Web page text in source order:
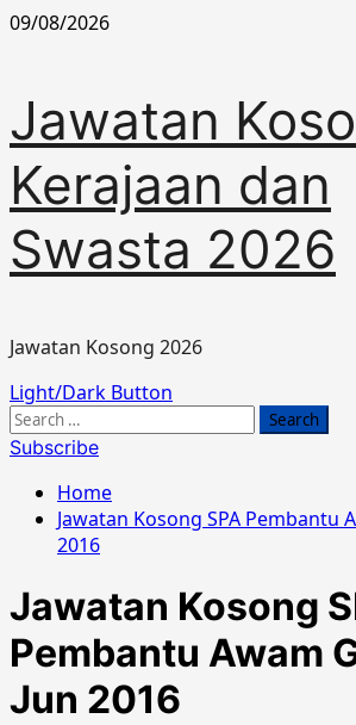
Skip
09/08/2026
Jawatan
Kerajaan dan
Swasta 2026
Jawatan Kosong 2026
Primary
Menu
Light/Dark Button
Search
for:
Subscribe
Home
Jawatan Kosong SPA Pembantu
2016
Jawatan Kosong
Pembantu Awam
Jun 2016